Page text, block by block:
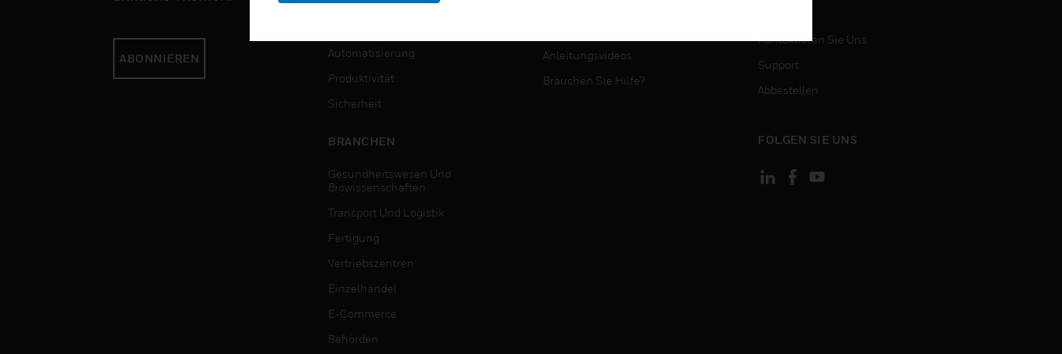
ABONNIEREN
Automatisierung
Produktivität
Sicherheit
BRANCHEN
Gesundheitswesen Und
Biowissenschaften
Transport Und Logistik
Fertigung
Vertriebszentren
Einzelhandel
E-Commerce
Behörden
Anleitungsvideos
Brauchen Sie Hilfe?
Kontaktieren Sie Uns
Support
Abbestellen
FOLGEN SIE UNS